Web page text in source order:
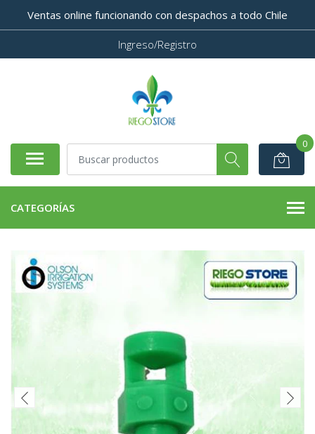
Ventas online funcionando con despachos a todo Chile
Ingreso/Registro
0
CATEGORÍAS